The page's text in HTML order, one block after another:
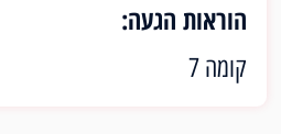
הוראות הגעה:
קומה 7